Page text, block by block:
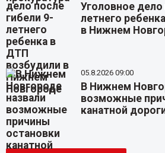
Уголовное дело
летнего
в Нижнем
05.8.2026 09:00
В Нижнем
возможные
канатной